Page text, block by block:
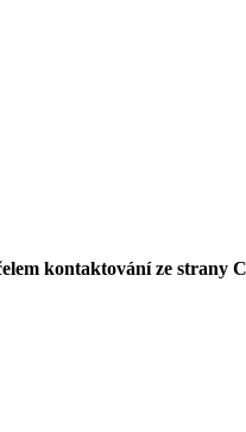
kontaktování ze